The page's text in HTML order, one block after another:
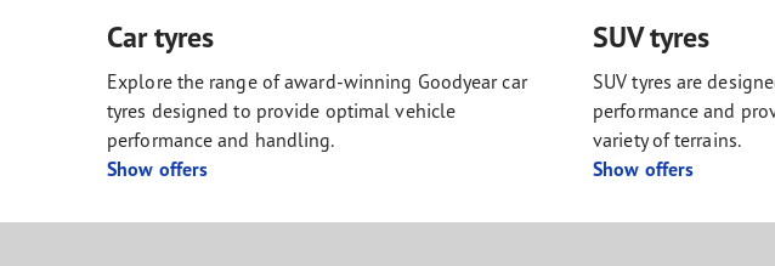
Car tyres
Explore the range of award-winning Goodyear car
tyres designed to provide optimal vehicle
performance and handling.
Show offers
SUV tyres
SUV tyres are
performance and
variety of terrains.
Show offers